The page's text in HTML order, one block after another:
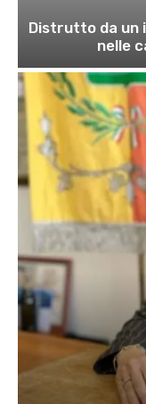
Distrutto da un
nelle